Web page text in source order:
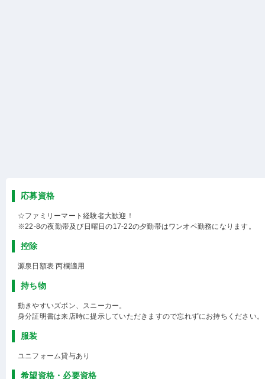
応募資格
☆ファミリーマート経験者大歓迎！
※22-8の夜勤帯及び日曜日の17-22の夕勤帯はワンオペ勤務になります。
控除
源泉日額表 丙欄適用
持ち物
動きやすいズボン、スニーカー。
身分証明書は来店時に提示していただきますので忘れずにお持ちください。
服装
ユニフォーム貸与あり
希望資格・必要資格